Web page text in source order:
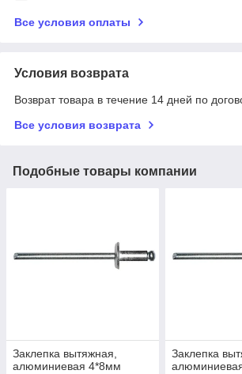
Все условия оплаты
Условия возврата
Возврат товара в течение 14 дней по
Все условия возврата
Подобные товары компании
Заклепка вытяжная,
алюминиевая 4*8мм
Заклепка